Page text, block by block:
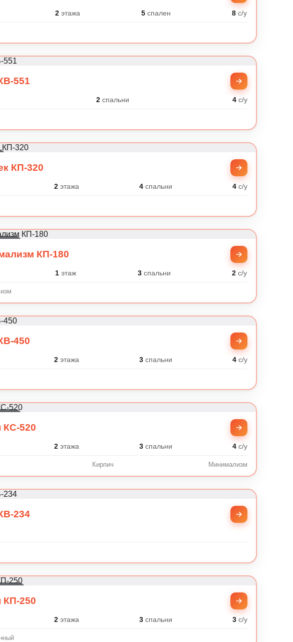
2этажа 5 спален 8 с/у
551
2 спальни 4с/у
КП-320
2этажа 4спальни 4с/у
КП-180
1 этаж 3спальни 2 с/у
450
2этажа 3спальни 4с/у
КС-520
2этажа 3спальни 4с/у
Кирпич Минимализм
234
КП-250
2этажа 3спальни 3с/у